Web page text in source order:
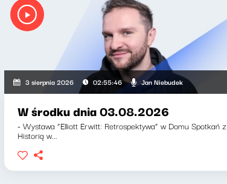
3 sierpnia 2026 02:55:46 Jan Niebudek
W środku dnia 03.08.2026
- Wystawa “Elliott Erwitt: Retrospektywa” w Domu Spotkań z
Historią w...